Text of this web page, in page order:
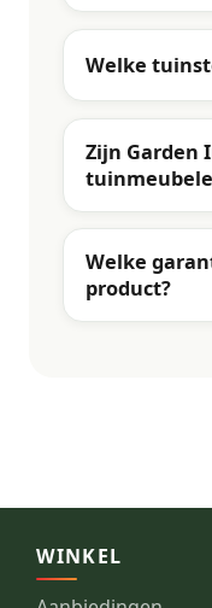
Welke
Zijn Garden
Welke
product?
WINKEL